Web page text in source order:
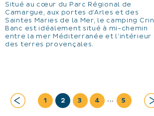
Situé au cœur du Parc Régional de
Camargue, aux portes d’Arles et des
Saintes Maries de la Mer, le camping Crin
Banc est idéalement situé à mi-chemin
entre la mer Méditerranée et l’intérieur
des terres provençales.
1 2 3 4 ... 5